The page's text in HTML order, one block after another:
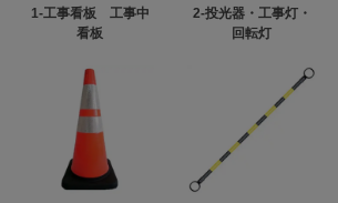
1-工事看板 工事中
看板
2-投光器・工事灯・
回転灯